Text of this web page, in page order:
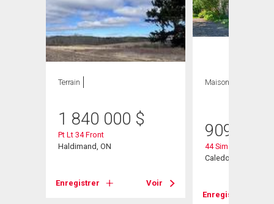
Terrain
1 840 000 $
Pt Lt 34 Front
Haldimand, ON
Enregistrer Voir
Maison
909 000
44 Sims Lock Road
Caledonia, ON
Enregistrer